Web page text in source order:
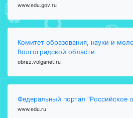
www.edu.gov.ru
Комитет образования, науки и
Волгоградской области
obraz.volganet.ru
Федеральный портал "Российское
www.edu.ru